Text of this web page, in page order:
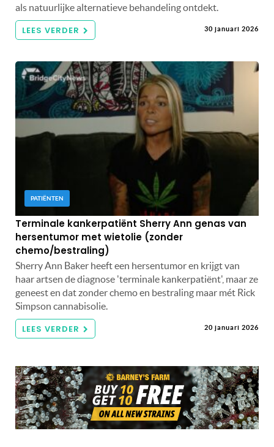
als natuurlijke alternatieve behandeling ontdekt.
LEES VERDER 30 januari 2026
PATIËNTEN
Terminale kankerpatiënt Sherry Ann genas van
hersentumor met wietolie (zonder
chemo/bestraling)
Sherry Ann Baker heeft een hersentumor en krijgt van
haar artsen de diagnose 'terminale kankerpatiënt', maar ze
geneest en dat zonder chemo en bestraling maar mét Rick
Simpson cannabisolie.
LEES VERDER 20 januari 2026